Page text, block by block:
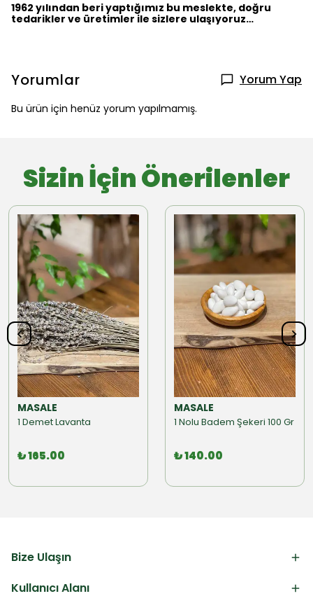
1962 yılından beri yaptığımız bu meslekte, doğru
tedarikler ve üretimler ile sizlere ulaşıyoruz…
Yorumlar Yorum Yap
Bu ürün için henüz yorum yapılmamış.
Sizin İçin Önerilenler
MASALE
1 Demet Lavanta
₺ 165.00
MASALE
1 Nolu Badem Şekeri 100 Gr
₺ 140.00
Bize Ulaşın
Kullanıcı Alanı